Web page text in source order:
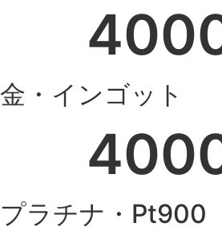
金・インゴット
プラチナ・Pt900